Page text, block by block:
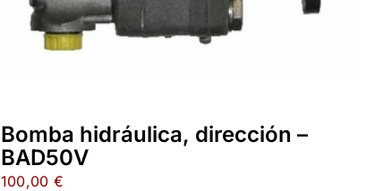
Bomba hidráulica, dirección –
BAD50V
100,00 €